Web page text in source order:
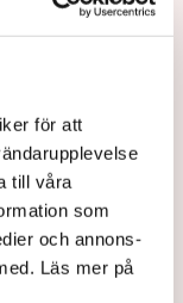
för att
till våra
som
och annons-
Läs mer på